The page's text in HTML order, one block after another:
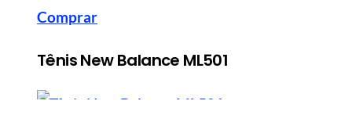
Comprar
Tênis New Balance ML501